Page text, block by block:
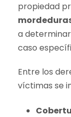
propiedad
a
caso
Entre los
víctimas se